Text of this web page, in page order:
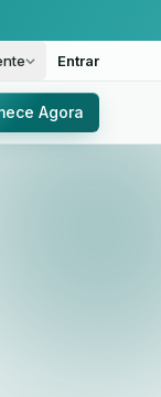
Entrar
Agora